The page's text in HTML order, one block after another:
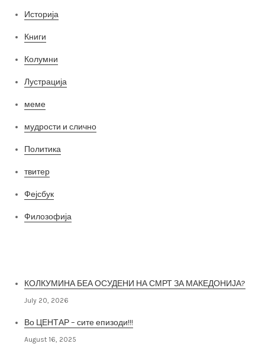
Историја
Книги
Колумни
Лустрација
меме
мудрости и слично
Политика
твитер
Фејсбук
Филозофија
КОЛКУМИНА БЕА ОСУДЕНИ НА СМРТ ЗА МАКЕДОНИЈА?
July 20, 2026
Во ЦЕНТАР – сите епизоди!!!
August 16, 2025